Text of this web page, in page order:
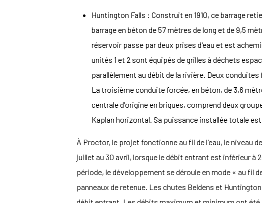
Huntington Falls : Construit en 1910, ce barrage
barrage en béton de 57 mètres de long et de 9,5
réservoir passe par deux prises d'eau et est
unités 1 et 2 sont équipés de grilles à déchets
parallèlement au débit de la rivière. Deux
La troisième conduite forcée, en béton, de 3,6
centrale d'origine en briques, comprend deux
Kaplan horizontal. Sa puissance installée totale est
À Proctor, le projet fonctionne au fil de l'eau, le niveau
juillet au 30 avril, lorsque le débit entrant est inférieur à
période, le développement se déroule en mode « au fil
panneaux de retenue. Les chutes Beldens et